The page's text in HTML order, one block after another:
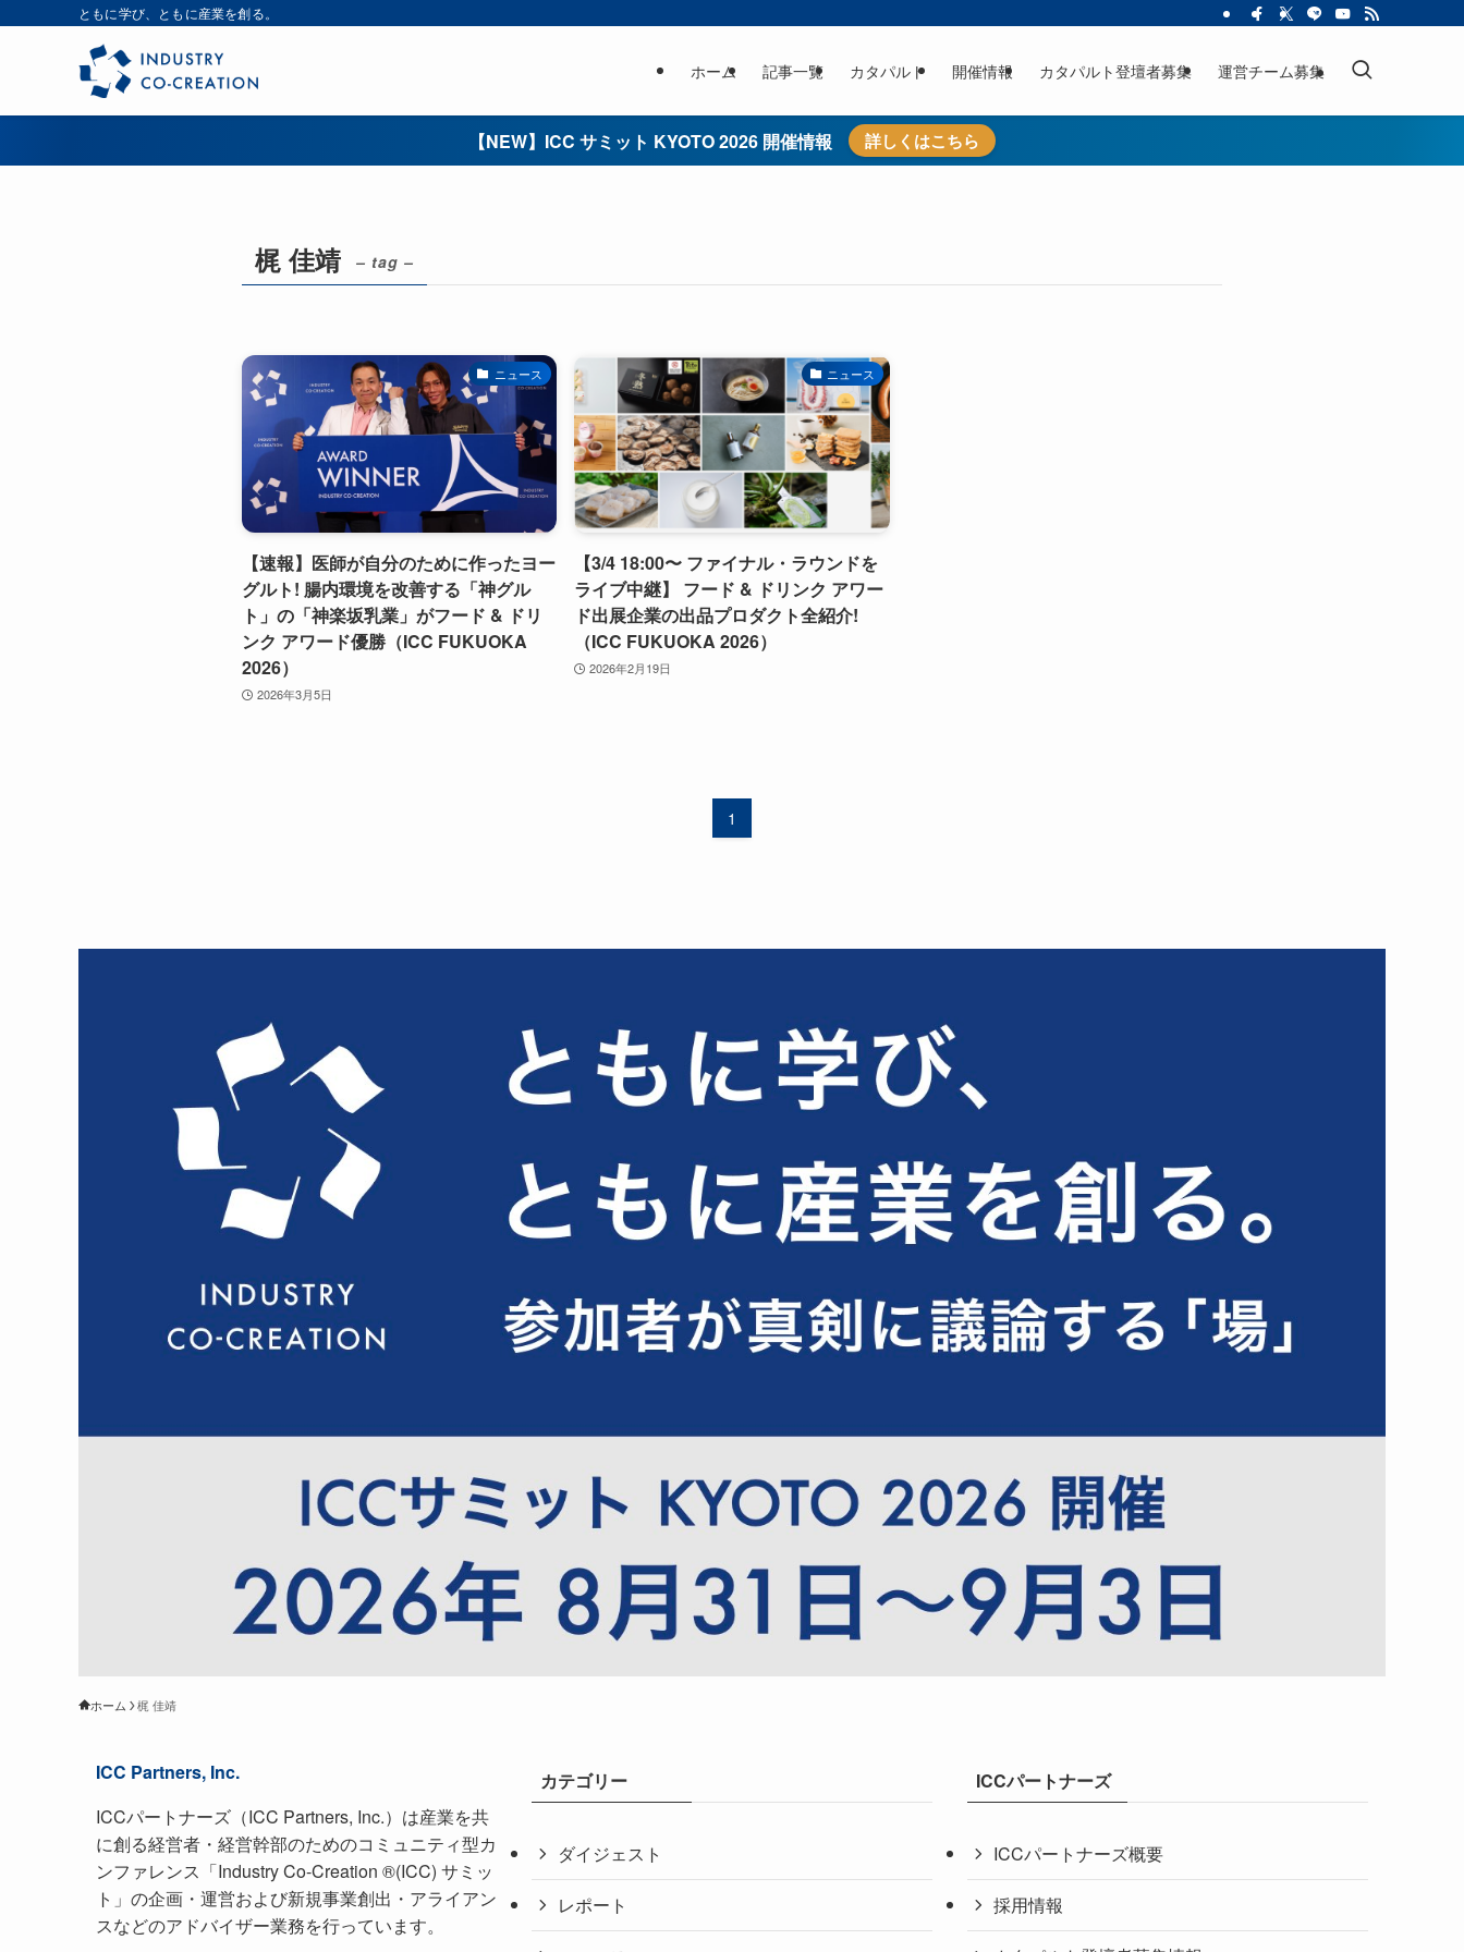
ともに学び、ともに産業を創る。
ホーム 記事一覧 カタパルト 開催情報 カタパルト登壇者募集 運営チーム募集
【NEW】ICC サミット KYOTO 2026 開催情報 詳しくはこちら
梶 佳靖 – tag –
ニュース
【速報】医師が自分のために作ったヨー
グルト! 腸内環境を改善する「神グル
ト」の「神楽坂乳業」がフード & ドリ
ンク アワード優勝（ICC FUKUOKA
2026）
2026年3月5日
ニュース
【3/4 18:00〜 ファイナル・ラウンドを
ライブ中継】 フード & ドリンク アワー
ド出展企業の出品プロダクト全紹介!
（ICC FUKUOKA 2026）
2026年2月19日
1
ホーム 梶 佳靖
ICC Partners, Inc.
ICCパートナーズ（ICC Partners, Inc.）は産業を共
に創る経営者・経営幹部のためのコミュニティ型カ
ンファレンス「Industry Co-Creation ®(ICC) サミッ
ト」の企画・運営および新規事業創出・アライアン
スなどのアドバイザー業務を行っています。
カテゴリー
ダイジェスト
レポート
ICCパートナーズ
ICCパートナーズ概要
採用情報